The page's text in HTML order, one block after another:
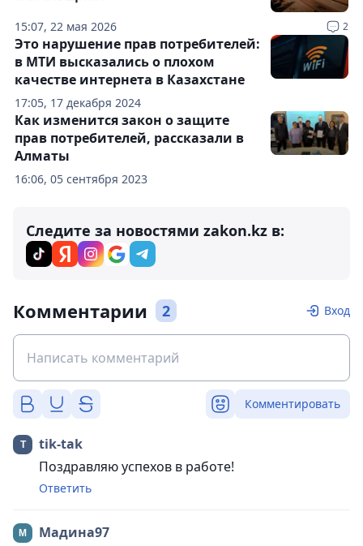
15:07, 22 мая 2026 2
17:05, 17 декабря 2024
Это нарушение прав потребителей:
в МТИ высказались о плохом
качестве интернета в Казахстане
16:06, 05 сентября 2023
Как изменится закон о защите
прав потребителей, рассказали в
Алматы
Следите за новостями zakon.kz в:
Комментарии 2 Вход
Комментировать
tik-tak
Поздравляю успехов в работе!
Ответить
Мадина97